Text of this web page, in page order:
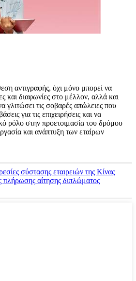
αντιγραφής, όχι μόνο μπορεί να
και διαφωνίες στο μέλλον, αλλά και
γλιτώσει τις σοβαρές απώλειες που
για τις επιχειρήσεις και να
ρόλο στην προετοιμασία του δρόμου
και ανάπτυξη των εταίρων
σύστασης εταιρειών της Κίνας
πλήρωσης αίτησης διπλώματος